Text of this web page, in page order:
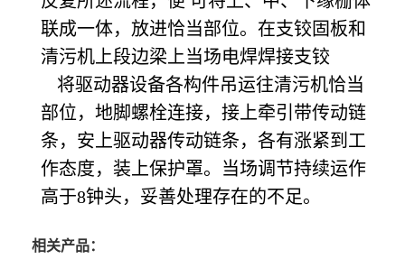
联成一体，放进恰当部位。在支铰固板和
清污机上段边梁上当场电焊焊接支铰
将驱动器设备各构件吊运往清污机恰当
部位，地脚螺栓连接，接上牵引带传动链
条，安上驱动器传动链条，各有涨紧到工
作态度，装上保护罩。当场调节持续运作
高于8钟头，妥善处理存在的不足。
相关产品：